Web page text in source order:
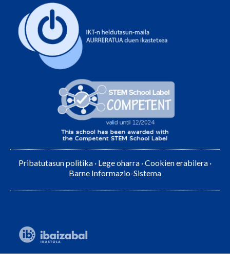
Pribatutasun politika · Lege oharra ·Cookien erabilera ·
Barne Informazio-Sistema